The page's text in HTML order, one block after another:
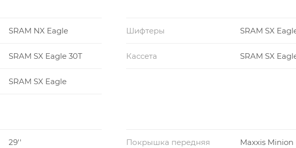
SRAM NX Eagle Шифтеры SRAM SX
SRAM SX Eagle 30T Кассета SRAM SX
SRAM SX Eagle
29'' Покрышка передняя
Maxxis Minion